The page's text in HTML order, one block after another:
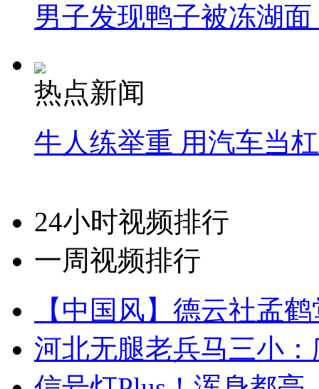
男子发现鸭子被冻湖
热点新闻
牛人练举重 用汽车当
24小时视频排行
一周视频排行
【中国风】德云社孟
河北无腿老兵马三小